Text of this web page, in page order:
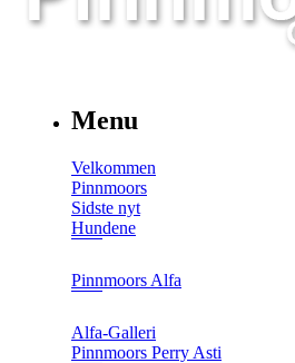
Menu
Velkommen
Pinnmoors
Sidste nyt
Hundene
Pinnmoors Alfa
Alfa-Galleri
Pinnmoors Perry Asti